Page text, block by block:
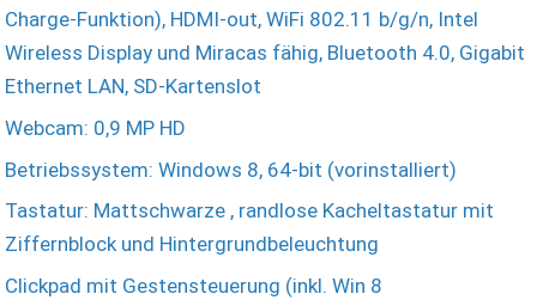
Charge-Funktion), HDMI-out, WiFi 802.11 b/g/n, Intel
Wireless Display und Miracas fähig, Bluetooth 4.0, Gigabit
Ethernet LAN, SD-Kartenslot
Webcam: 0,9 MP HD
Betriebssystem: Windows 8, 64-bit (vorinstalliert)
Tastatur: Mattschwarze , randlose Kacheltastatur mit
Ziffernblock und Hintergrundbeleuchtung
Clickpad mit Gestensteuerung (inkl. Win 8